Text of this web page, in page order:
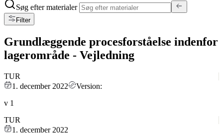
Søg efter materialer
Filter
Grundlæggende procesforståelse indenfor
lagerområde - Vejledning
TUR
1. december 2022
Version:
v 1
TUR
1. december 2022